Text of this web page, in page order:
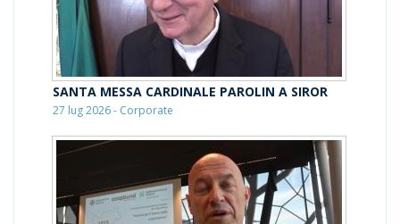
SANTA MESSA CARDINALE PAROLIN A SIROR
27 lug 2026 - Corporate